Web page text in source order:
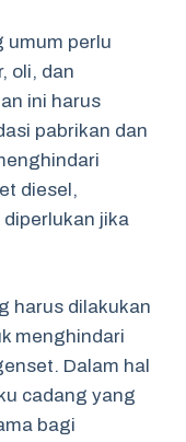
umum perlu
oli, dan
ini harus
pabrikan dan
diesel,
jika
harus dilakukan
menghindari
Dalam hal
cadang yang
bagi